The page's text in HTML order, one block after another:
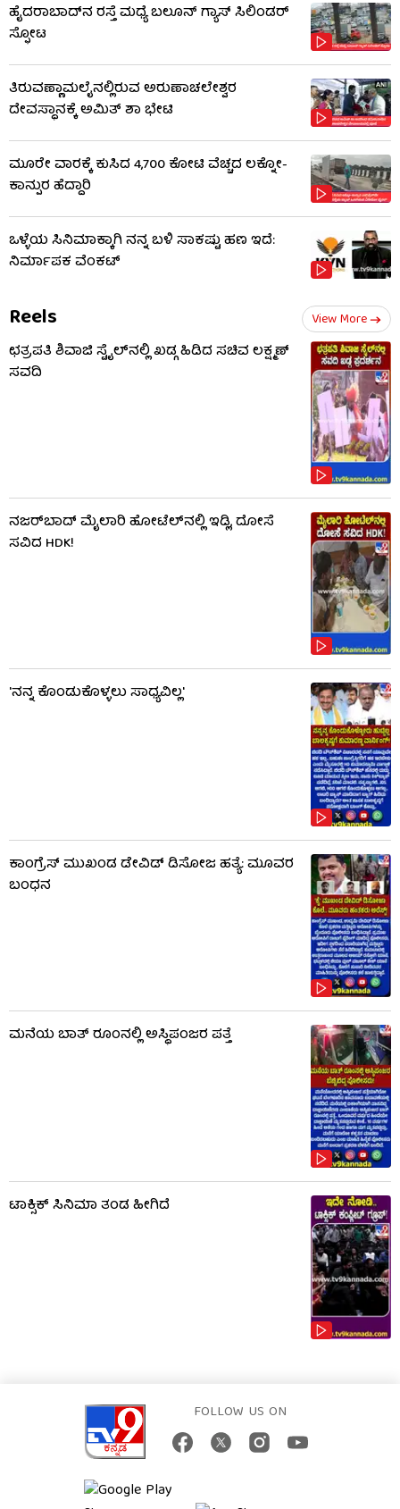
ಹೈದರಾಬಾದ್​ನ ರಸ್ತೆ ಮಧ್ಯೆ ಬಲೂನ್ ಗ್ಯಾಸ್ ಸಿಲಿಂಡರ್
ಸ್ಫೋಟ
ತಿರುವಣ್ಣಾಮಲೈನಲ್ಲಿರುವ ಅರುಣಾಚಲೇಶ್ವರ
ದೇವಸ್ಥಾನಕ್ಕೆ ಅಮಿತ್ ಶಾ ಭೇಟಿ
ಮೂರೇ ವಾರಕ್ಕೆ ಕುಸಿದ 4,700 ಕೋಟಿ ವೆಚ್ಚದ ಲಕ್ನೋ-
ಕಾನ್ಪುರ ಹೆದ್ದಾರಿ
ಒಳ್ಳೆಯ ಸಿನಿಮಾಕ್ಕಾಗಿ ನನ್ನ ಬಳಿ ಸಾಕಷ್ಟು ಹಣ ಇದೆ:
ನಿರ್ಮಾಪಕ ವೆಂಕಟ್
Reels View More
ಛತ್ರಪತಿ ಶಿವಾಜಿ ಸ್ಟೈಲ್​ನಲ್ಲಿ ಖಡ್ಗ ಹಿಡಿದ ಸಚಿವ ಲಕ್ಷ್ಮಣ್
ಸವದಿ
ನಜರ್‌ಬಾದ್ ಮೈಲಾರಿ ಹೋಟೆಲ್‌ನಲ್ಲಿ ಇಡ್ಲಿ, ದೋಸೆ
ಸವಿದ HDK!
'ನನ್ನ ಕೊಂಡುಕೊಳ್ಳಲು ಸಾಧ್ಯವಿಲ್ಲ'
ಕಾಂಗ್ರೆಸ್ ಮುಖಂಡ ಡೇವಿಡ್ ಡಿಸೋಜ ಹತ್ಯೆ: ಮೂವರ
ಬಂಧನ
ಮನೆಯ ಬಾತ್ ರೂಂನಲ್ಲಿ ಅಸ್ಥಿಪಂಜರ ಪತ್ತೆ
ಟಾಕ್ಸಿಕ್​​​ ಸಿನಿಮಾ ತಂಡ ಹೀಗಿದೆ
FOLLOW US ON